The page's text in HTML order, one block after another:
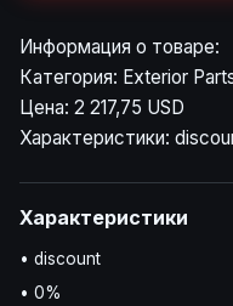
Информация о товаре:
Категория: Exterior
Цена: 2 217,75 USD
Характеристики:
Характеристики
• discount
• 0%